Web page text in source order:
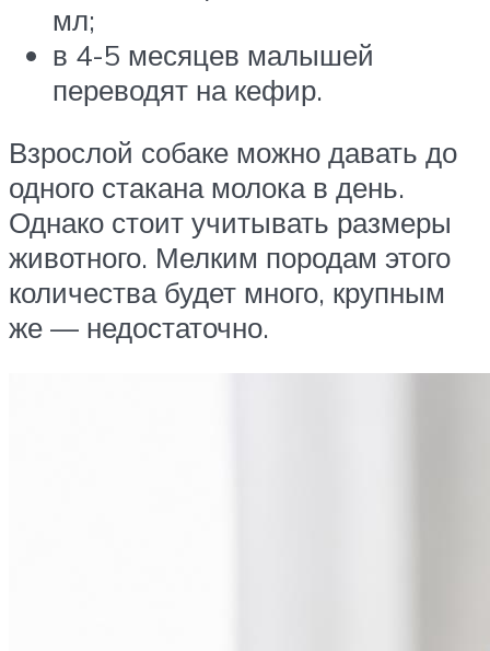
мл;
в 4-5 месяцев малышей
переводят на кефир.
Взрослой собаке можно давать до
одного стакана молока в день.
Однако стоит учитывать размеры
животного. Мелким породам этого
количества будет много, крупным
же — недостаточно.